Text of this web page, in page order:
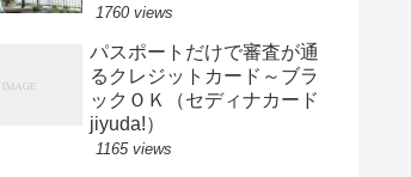
1760 views
パスポートだけで審査が通
るクレジットカード～ブラ
ックＯＫ（セディナカード
jiyuda!）
1165 views